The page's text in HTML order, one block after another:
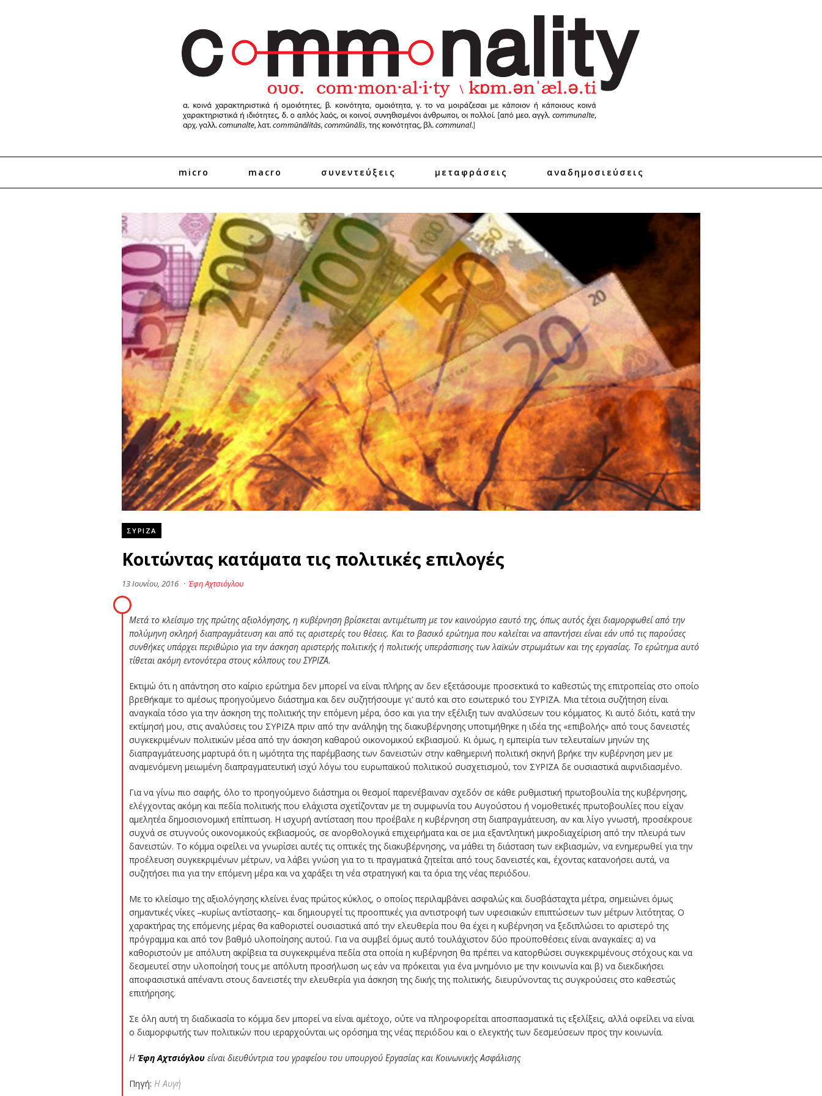
micro macro συνεντεύξεις μεταφράσεις αναδημοσιεύσεις
ΣΥΡΙΖΑ
Κοιτώντας κατάματα τις πολιτικές επιλογές
13 Ιουνίου, 2016 · Έφη Αχτσιόγλου
Μετά το κλείσιμο της πρώτης αξιολόγησης, η κυβέρνηση βρίσκεται αντιμέτωπη με τον καινούργιο εαυτό της, όπως αυτός έχει διαμορφωθεί από την
πολύμηνη σκληρή διαπραγμάτευση και από τις αριστερές του θέσεις. Και το βασικό ερώτημα που καλείται να απαντήσει είναι εάν υπό τις παρούσες
συνθήκες υπάρχει περιθώριο για την άσκηση αριστερής πολιτικής ή πολιτικής υπεράσπισης των λαϊκών στρωμάτων και της εργασίας. Το ερώτημα αυτό
τίθεται ακόμη εντονότερα στους κόλπους του ΣΥΡΙΖΑ.
Εκτιμώ ότι η απάντηση στο καίριο ερώτημα δεν μπορεί να είναι πλήρης αν δεν εξετάσουμε προσεκτικά το καθεστώς της επιτροπείας στο οποίο
βρεθήκαμε το αμέσως προηγούμενο διάστημα και δεν συζητήσουμε γι’ αυτό και στο εσωτερικό του ΣΥΡΙΖΑ. Μια τέτοια συζήτηση είναι
αναγκαία τόσο για την άσκηση της πολιτικής την επόμενη μέρα, όσο και για την εξέλιξη των αναλύσεων του κόμματος. Κι αυτό διότι, κατά την
εκτίμησή μου, στις αναλύσεις του ΣΥΡΙΖΑ πριν από την ανάληψη της διακυβέρνησης υποτιμήθηκε η ιδέα της «επιβολής» από τους δανειστές
συγκεκριμένων πολιτικών μέσα από την άσκηση καθαρού οικονομικού εκβιασμού. Κι όμως, η εμπειρία των τελευταίων μηνών της
διαπραγμάτευσης μαρτυρά ότι η ωμότητα της παρέμβασης των δανειστών στην καθημερινή πολιτική σκηνή βρήκε την κυβέρνηση μεν με
αναμενόμενη μειωμένη διαπραγματευτική ισχύ λόγω του ευρωπαϊκού πολιτικού συσχετισμού, τον ΣΥΡΙΖΑ δε ουσιαστικά αιφνιδιασμένο.
Για να γίνω πιο σαφής, όλο το προηγούμενο διάστημα οι θεσμοί παρενέβαιναν σχεδόν σε κάθε ρυθμιστική πρωτοβουλία της κυβέρνησης,
ελέγχοντας ακόμη και πεδία πολιτικής που ελάχιστα σχετίζονταν με τη συμφωνία του Αυγούστου ή νομοθετικές πρωτοβουλίες που είχαν
αμελητέα δημοσιονομική επίπτωση. Η ισχυρή αντίσταση που προέβαλε η κυβέρνηση στη διαπραγμάτευση, αν και λίγο γνωστή, προσέκρουε
συχνά σε στυγνούς οικονομικούς εκβιασμούς, σε ανορθολογικά επιχειρήματα και σε μια εξαντλητική μικροδιαχείριση από την πλευρά των
δανειστών. Το κόμμα οφείλει να γνωρίσει αυτές τις οπτικές της διακυβέρνησης, να μάθει τη διάσταση των εκβιασμών, να ενημερωθεί για την
προέλευση συγκεκριμένων μέτρων, να λάβει γνώση για το τι πραγματικά ζητείται από τους δανειστές και, έχοντας κατανοήσει αυτά, να
συζητήσει πια για την επόμενη μέρα και να χαράξει τη νέα στρατηγική και τα όρια της νέας περιόδου.
Με το κλείσιμο της αξιολόγησης κλείνει ένας πρώτος κύκλος, ο οποίος περιλαμβάνει ασφαλώς και δυσβάσταχτα μέτρα, σημειώνει όμως
σημαντικές νίκες –κυρίως αντίστασης– και δημιουργεί τις προοπτικές για αντιστροφή των υφεσιακών επιπτώσεων των μέτρων λιτότητας. Ο
χαρακτήρας της επόμενης μέρας θα καθοριστεί ουσιαστικά από την ελευθερία που θα έχει η κυβέρνηση να ξεδιπλώσει το αριστερό της
πρόγραμμα και από τον βαθμό υλοποίησης αυτού. Για να συμβεί όμως αυτό τουλάχιστον δύο προϋποθέσεις είναι αναγκαίες: α) να
καθοριστούν με απόλυτη ακρίβεια τα συγκεκριμένα πεδία στα οποία η κυβέρνηση θα πρέπει να κατορθώσει συγκεκριμένους στόχους και να
δεσμευτεί στην υλοποίησή τους με απόλυτη προσήλωση ως εάν να πρόκειται για ένα μνημόνιο με την κοινωνία και β) να διεκδικήσει
αποφασιστικά απέναντι στους δανειστές την ελευθερία για άσκηση της δικής της πολιτικής, διευρύνοντας τις συγκρούσεις στο καθεστώς
επιτήρησης.
Σε όλη αυτή τη διαδικασία το κόμμα δεν μπορεί να είναι αμέτοχο, ούτε να πληροφορείται αποσπασματικά τις εξελίξεις, αλλά οφείλει να είναι
ο διαμορφωτής των πολιτικών που ιεραρχούνται ως ορόσημα της νέας περιόδου και ο ελεγκτής των δεσμεύσεων προς την κοινωνία.
Η Έφη Αχτσιόγλου είναι διευθύντρια του γραφείου του υπουργού Εργασίας και Κοινωνικής Ασφάλισης
Πηγή: Η Αυγή